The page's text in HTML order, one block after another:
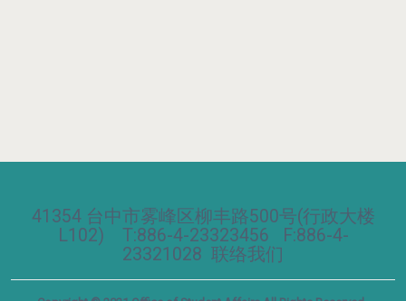
41354 台中市雾峰区柳丰路500号(行政大楼
L102) T:886-4-23323456 F:886-4-
23321028 联络我们